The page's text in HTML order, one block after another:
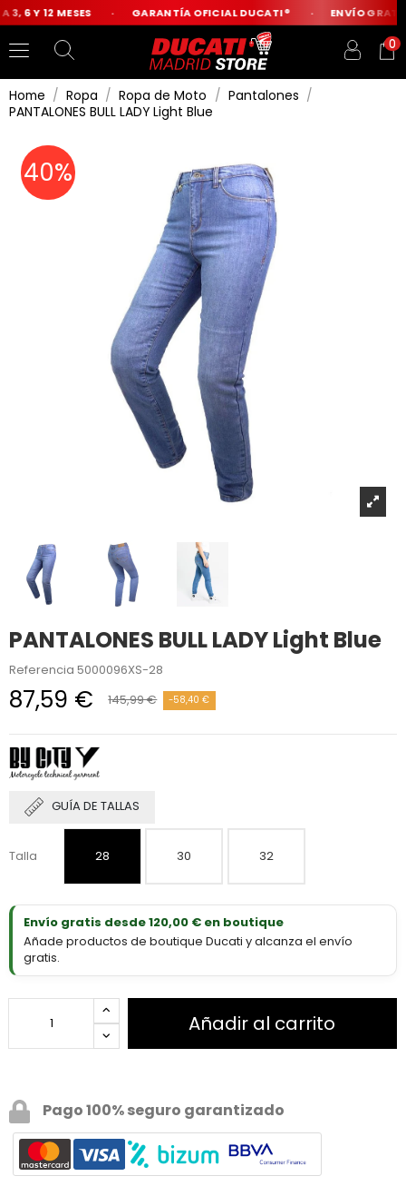
6 Y 12 MESES GARANTÍA OFICIAL DUCATI® ENVÍO
0
Home Ropa Ropa de Moto
Pantalones
PANTALONES BULL LADY Light Blue
40%
PANTALONES BULL LADY Light Blue
Referencia 5000096XS-28
87,59 € 145,99 € -58,40 €
GUÍA DE TALLAS
Talla 28 30 32
Envío gratis desde 120,00 € en boutique
Añade productos de boutique Ducati y alcanza el envío
gratis.
Añadir al carrito
Pago 100% seguro garantizado